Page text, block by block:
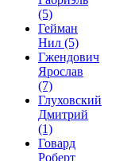
(5)
Гейман
Нил (5)
Гжендович
Ярослав
(7)
Глуховский
Дмитрий
(1)
Говард
Роберт